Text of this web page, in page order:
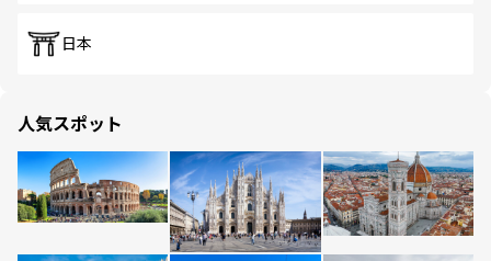
日本
人気スポット